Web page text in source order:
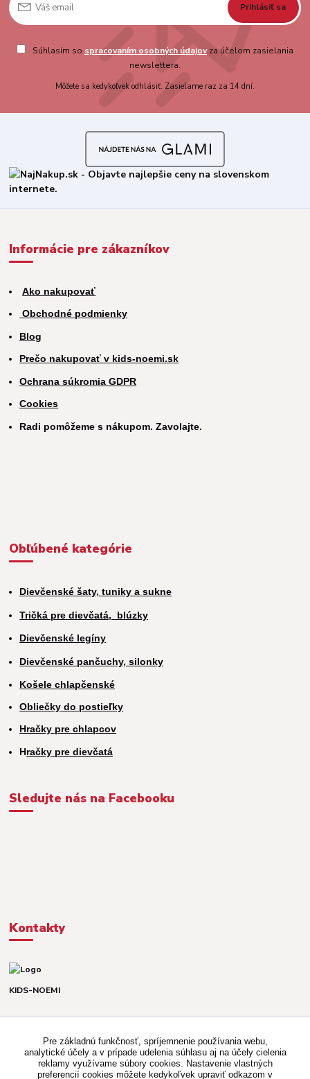
Prihlásiť sa
Súhlasím so spracovaním osobných údajovza účelom zasielania
newslettera.
Môžete sa kedykoľvek odhlásiť. Zasielame raz za 14 dní.
Informácie pre zákazníkov
Ako nakupovať
Obchodné podmienky
Blog
Prečo nakupovať v kids-noemi.sk
Ochrana súkromia GDPR
Cookies
Radi pomôžeme s nákupom. Zavolajte.
Obľúbené kategórie
Dievčenské šaty, tuniky a sukne
Tričká pre dievčatá, blúzky
Dievčenské legíny
Dievčenské pančuchy, silonky
Košele chlapčenské
Obliečky do postieľky
Hračky pre chlapcov
Hračky pre dievčatá
Sledujte nás na Facebooku
Kontakty
KIDS-NOEMI
(Po-Pia, 8-16 hod.)
kidsnoemi.shop@gmail.com
Pre základnú funkčnosť, spríjemnenie používania webu,
analytické účely a v prípade udelenia súhlasu aj na účely cielenia
reklamy využívame súbory cookies. Nastavenie vlastných
preferencií cookies môžete kedykoľvek upraviť odkazom v